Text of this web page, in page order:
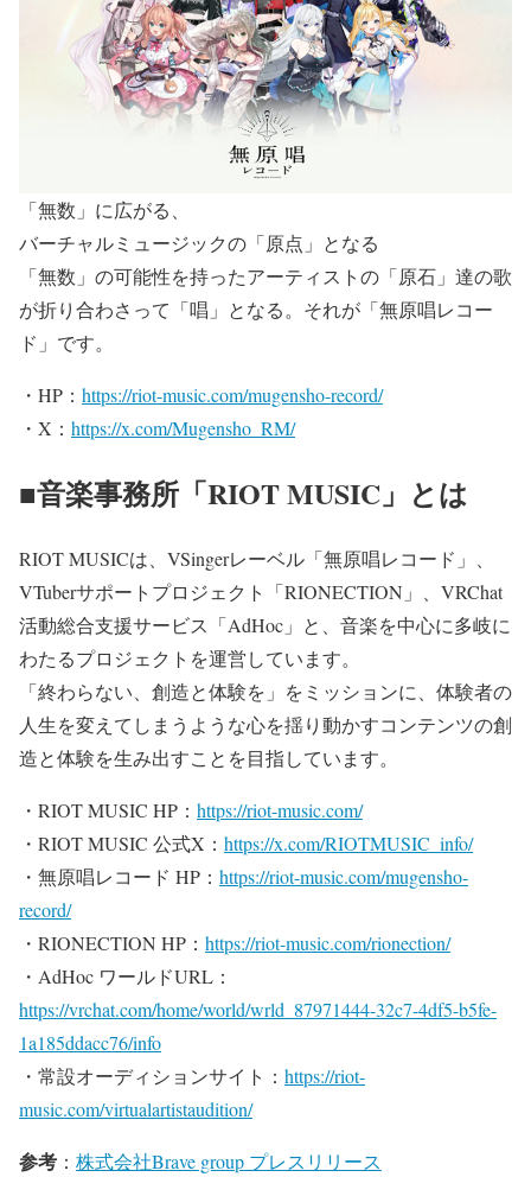
「無数」に広がる、
バーチャルミュージックの「原点」となる
「無数」の可能性を持ったアーティストの「原石」達の歌
が折り合わさって「唱」となる。それが「無原唱レコー
ド」です。
・HP： https://riot-music.com/mugensho-record/
・X： https://x.com/Mugensho_RM/
■音楽事務所「RIOT MUSIC」とは
RIOT MUSICは、VSingerレーベル「無原唱レコード」、
VTuberサポートプロジェクト「RIONECTION」、VRChat
活動総合支援サービス「AdHoc」と、音楽を中心に多岐に
わたるプロジェクトを運営しています。
「終わらない、創造と体験を」をミッションに、体験者の
人生を変えてしまうような心を揺り動かすコンテンツの創
造と体験を生み出すことを目指しています。
・RIOT MUSIC HP： https://riot-music.com/
・RIOT MUSIC 公式X： https://x.com/RIOTMUSIC_info/
・無原唱レコード HP： https://riot-music.com/mugensho-
record/
・RIONECTION HP： https://riot-music.com/rionection/
・AdHoc ワールドURL：
https://vrchat.com/home/world/wrld_87971444-32c7-4df5-b5fe-
1a185ddacc76/info
・常設オーディションサイト： https://riot-
music.com/virtualartistaudition/
参考 ： 株式会社Brave group プレスリリース